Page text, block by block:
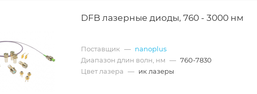
DFB лазерные диоды, 760 - 3000 нм
Поставщик — nanoplus
Диапазон длин волн, нм — 760-7830
Цвет лазера — ик лазеры